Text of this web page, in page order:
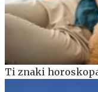
Ti znaki